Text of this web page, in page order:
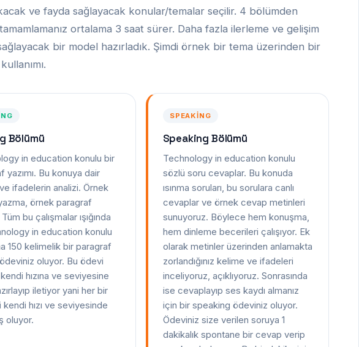
ve fayda sağlayacak konular/temalar seçilir. 4 bölümden
ortalama 3 saat sürer. Daha fazla ilerleme ve gelişim
bir model hazırladık. Şimdi örnek bir tema üzerinden bir
Bölümü
in education konulu bir
yazımı. Bu konuya dair
ifadelerin analizi. Örnek
örnek paragraf
bu çalışmalar ışığında
in education konulu
150 kelimelik bir paragraf
oluyor. Bu ödevi
hızına ve seviyesine
iletiyor yani her bir
hızı ve seviyesinde
oluyor.
SPEAKING
Speaking Bölümü
Technology in education konulu
sözlü soru cevaplar. Bu konuda
ısınma soruları, bu sorulara canlı
cevaplar ve örnek cevap metinleri
sunuyoruz. Böylece hem konuşma,
hem dinleme becerileri çalışıyor. Ek
olarak metinler üzerinden anlamakta
zorlandığınız kelime ve ifadeleri
inceliyoruz, açıklıyoruz. Sonrasında
ise cevaplayıp ses kaydı almanız
için bir speaking ödeviniz oluyor.
Ödeviniz size verilen soruya 1
dakikalık spontane bir cevap verip